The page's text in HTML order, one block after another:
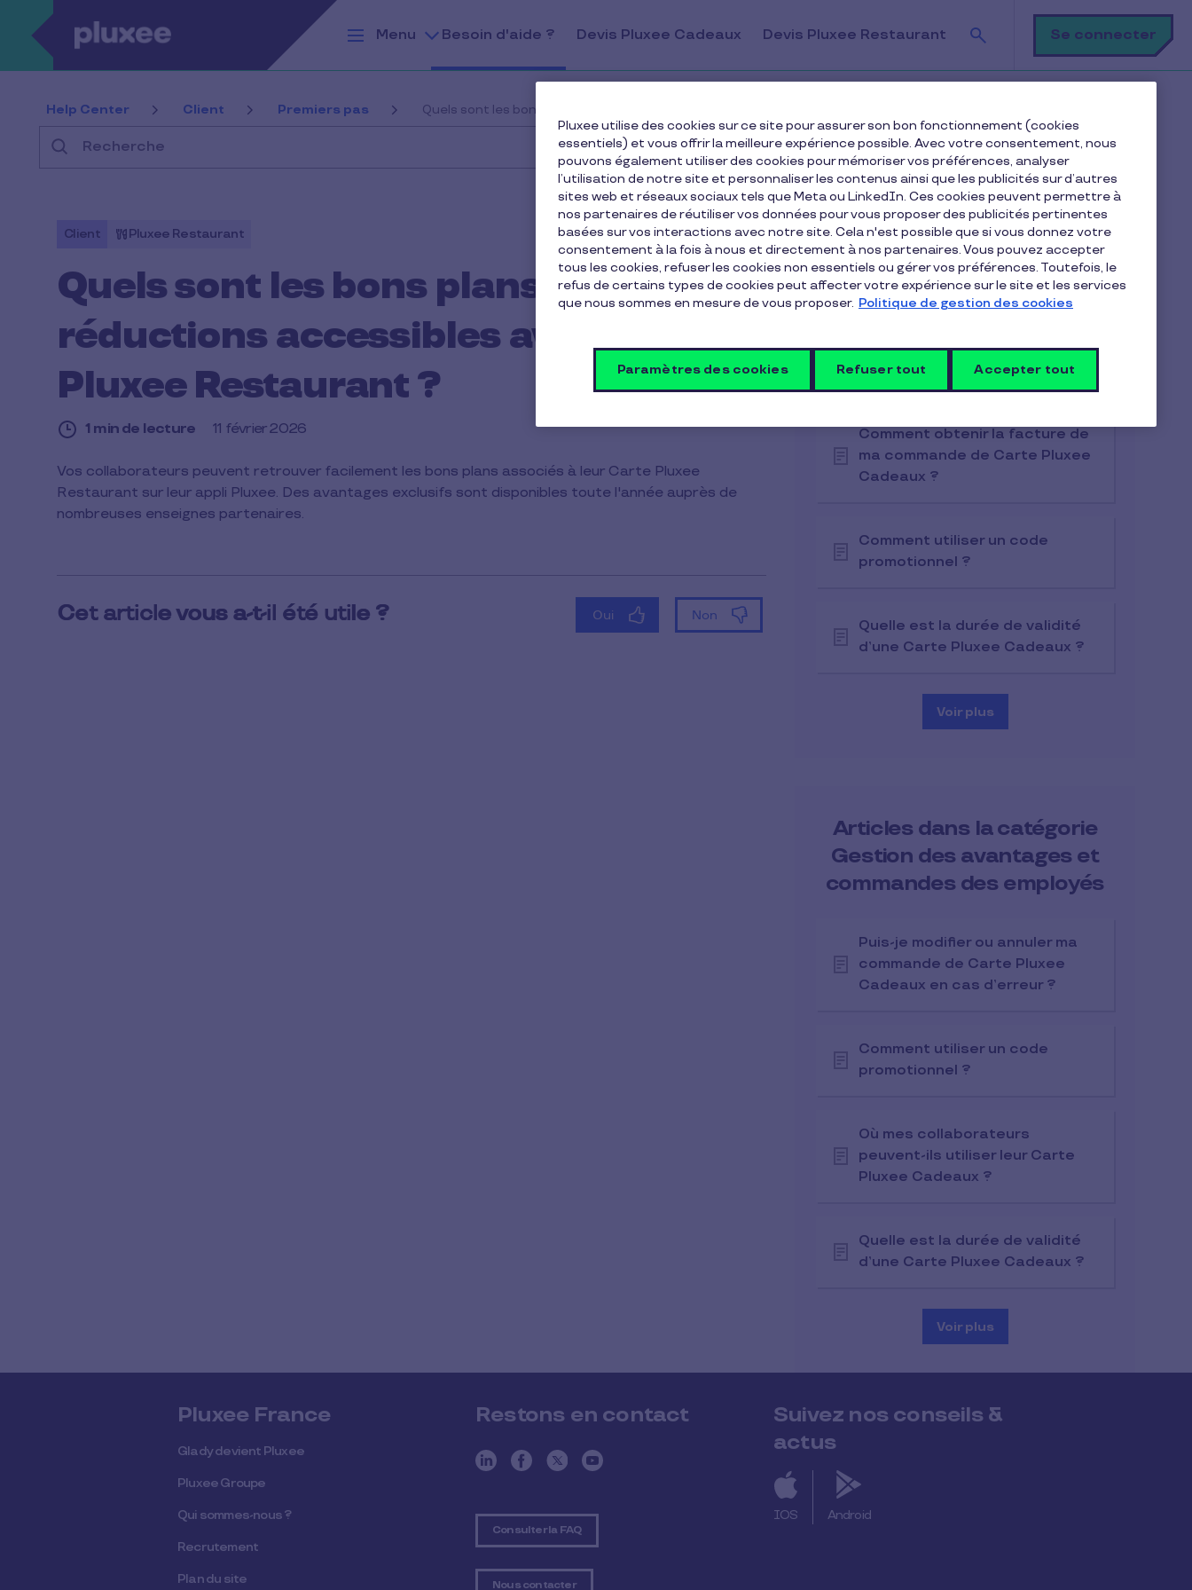
Aller au contenu principal
Menu
Besoin d'aide ? Devis Pluxee Cadeaux Devis Pluxee Restaurant
Recherche
Se connecter
Help Center Client Premiers pas Quels sont les bons plans et réductions accessibles avec la carte Pluxee Restaurant ?
Client Pluxee Restaurant
Quels sont les bons plans et
réductions accessibles avec la carte
Pluxee Restaurant ?
1 min de lecture 11 février 2026
1
de
lecture
Vos collaborateurs peuvent retrouver facilement les bons plans associés à leur Carte Pluxee
Restaurant sur leur appli Pluxee. Des avantages exclusifs sont disponibles toute l'année auprès de
nombreuses enseignes partenaires.
Articles dans la catégorie
Premiers pas
Comment régler ma commande
de e-Carte Pluxee Cadeaux ?
Comment obtenir la facture de
ma commande de Carte Pluxee
Cadeaux ?
Comment utiliser un code
promotionnel ?
Quelle est la durée de validité
d’une Carte Pluxee Cadeaux ?
Voir plus
Articles dans la catégorie
Gestion des avantages et
commandes des employés
Puis-je modifier ou annuler ma
commande de Carte Pluxee
Cadeaux en cas d’erreur ?
Comment utiliser un code
promotionnel ?
Où mes collaborateurs
peuvent-ils utiliser leur Carte
Pluxee Cadeaux ?
Quelle est la durée de validité
d’une Carte Pluxee Cadeaux ?
Voir plus
Pluxee France
Glady devient Pluxee
Pluxee Groupe
Qui sommes-nous ?
Recrutement
Plan du site
Restons en contact
Consulter la FAQ
Nous contacter
Suivez nos conseils &
actus
IOS Android
Pluxee utilise des cookies sur ce site pour assurer son bon fonctionnement (cookies
essentiels) et vous offrir la meilleure expérience possible. Avec votre consentement, nous
pouvons également utiliser des cookies pour mémoriser vos préférences, analyser
l’utilisation de notre site et personnaliser les contenus ainsi que les publicités sur d’autres
sites web et réseaux sociaux tels que Meta ou LinkedIn. Ces cookies peuvent permettre à
nos partenaires de réutiliser vos données pour vous proposer des publicités pertinentes
basées sur vos interactions avec notre site. Cela n'est possible que si vous donnez votre
consentement à la fois à nous et directement à nos partenaires. Vous pouvez accepter
tous les cookies, refuser les cookies non essentiels ou gérer vos préférences. Toutefois, le
refus de certains types de cookies peut affecter votre expérience sur le site et les services
que nous sommes en mesure de vous proposer. Politique de gestion des cookies
Paramètres des cookies Refuser tout Accepter tout